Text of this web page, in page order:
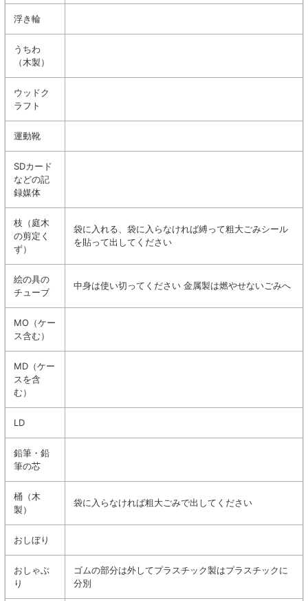
浮き輪
うちわ
（木製）
ウッドク
ラフト
運動靴
SDカード
などの記
録媒体
枝（庭木
の剪定く
ず）
袋に入れる、袋に入らなければ縛って粗大ごみシール
を貼って出してください
絵の具の
チューブ
中身は使い切ってください 金属製は燃やせないごみへ
MO（ケー
ス含む）
MD（ケー
スを含
む）
LD
鉛筆・鉛
筆の芯
桶（木
製）
袋に入らなければ粗大ごみで出してください
おしぼり
おしゃぶ
り
ゴムの部分は外してプラスチック製はプラスチックに
分別